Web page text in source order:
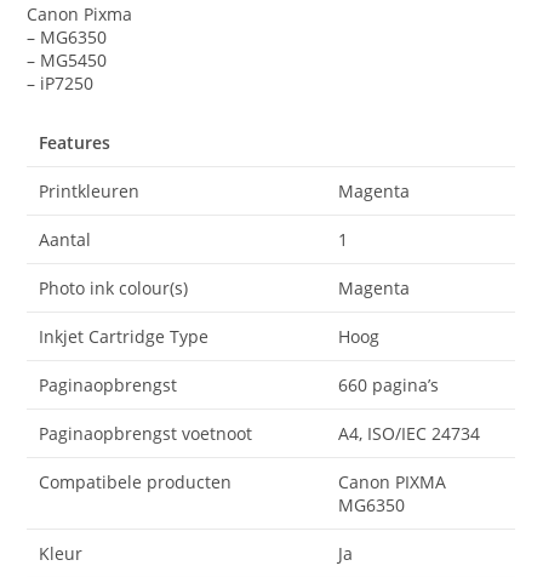
Canon Pixma
– MG6350
– MG5450
– iP7250
Features
Printkleuren Magenta
Aantal 1
Photo ink colour(s) Magenta
Inkjet Cartridge Type Hoog
Paginaopbrengst 660 pagina’s
Paginaopbrengst voetnoot A4, ISO/IEC 24734
Compatibele producten
Canon PIXMA
MG6350
Kleur Ja